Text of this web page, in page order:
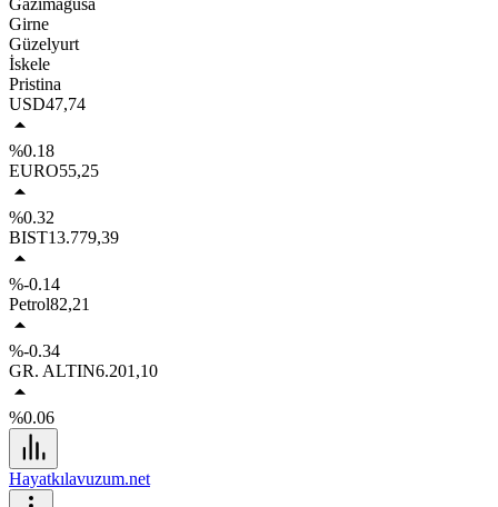
Gazimağusa
Girne
Güzelyurt
İskele
Pristina
USD47,74
%0.18
EURO55,25
%0.32
BIST13.779,39
%-0.14
Petrol82,21
%-0.34
GR. ALTIN6.201,10
%0.06
Hayatkılavuzum.net